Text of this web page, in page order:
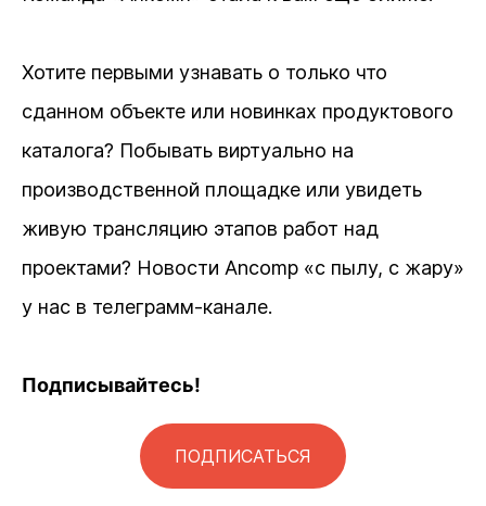
Хотите первыми узнавать о только что
сданном объекте или новинках продуктового
каталога? Побывать виртуально на
производственной площадке или увидеть
живую трансляцию этапов работ над
проектами? Новости Ancomp «с пылу, с жару»
у нас в телеграмм-канале.
Подписывайтесь!
ПОДПИСАТЬСЯ